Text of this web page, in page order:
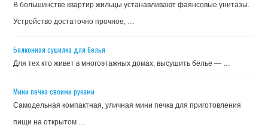
В большинстве квартир жильцы устанавливают фаянсовые унитазы.
Устройство достаточно прочное, …
Балконная сушилка для белья
Для тех кто живет в многоэтажных домах, высушить белье — …
Мини печка своими руками
Самодельная компактная, уличная мини печка для приготовления
пищи на открытом …